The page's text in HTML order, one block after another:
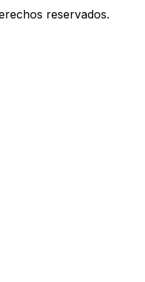
reservados.